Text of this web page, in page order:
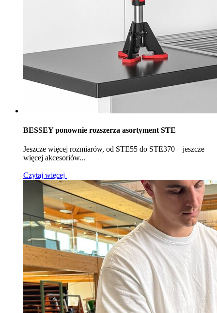
BESSEY ponownie rozszerza asortyment STE
Jeszcze więcej rozmiarów, od STE55 do STE370 – jeszcze
więcej akcesoriów...
Czytaj więcej